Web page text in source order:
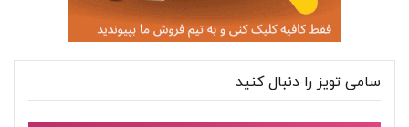
سامی تویز را دنبال کنید